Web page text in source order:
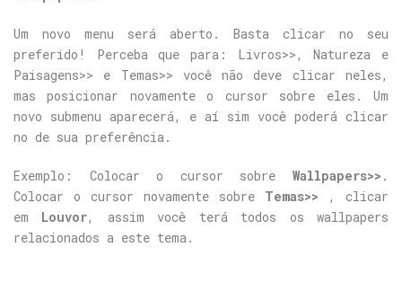
Um novo menu será aberto. Basta clicar no seu
preferido! Perceba que para: Livros>>, Natureza e
Paisagens>> e Temas>> você não deve clicar neles,
mas posicionar novamente o cursor sobre eles. Um
novo submenu aparecerá, e aí sim você poderá clicar
no de sua preferência.
Exemplo: Colocar o cursor sobre Wallpapers>> .
Colocar o cursor novamente sobre Temas>> , clicar
em Louvor, assim você terá todos os wallpapers
relacionados a este tema.